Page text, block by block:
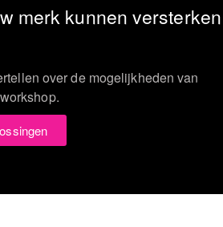
merk kunnen
over de mogelijkheden van